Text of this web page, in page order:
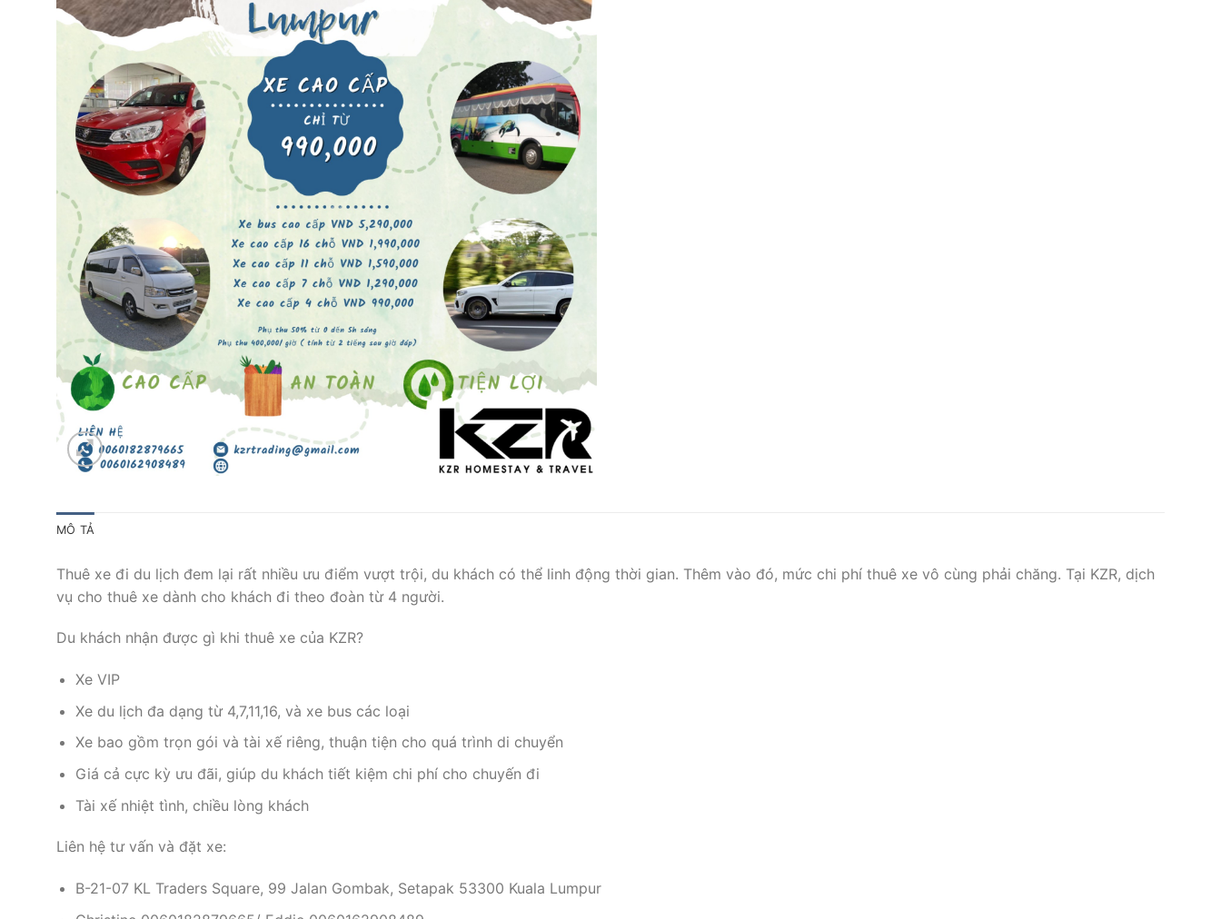
MÔ TẢ
Thuê xe đi du lịch đem lại rất nhiều ưu điểm vượt trội, du khách có thể linh động thời gian. Thêm vào đó, mức chi phí thuê xe vô cùng phải chăng. Tại KZR, dịch
vụ cho thuê xe dành cho khách đi theo đoàn từ 4 người.
Du khách nhận được gì khi thuê xe của KZR?
Xe VIP
Xe du lịch đa dạng từ 4,7,11,16, và xe bus các loại
Xe bao gồm trọn gói và tài xế riêng, thuận tiện cho quá trình di chuyển
Giá cả cực kỳ ưu đãi, giúp du khách tiết kiệm chi phí cho chuyến đi
Tài xế nhiệt tình, chiều lòng khách
Liên hệ tư vấn và đặt xe:
B-21-07 KL Traders Square, 99 Jalan Gombak, Setapak 53300 Kuala Lumpur